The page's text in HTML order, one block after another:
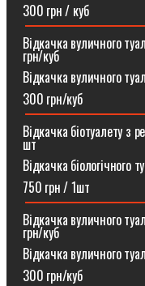
300 грн / куб
Відкачка
грн/куб
Відкачка вуличного
300 грн/куб
Відкачка
шт
Відкачка біологічного
750 грн / 1шт
Відкачка вуличного
грн/куб
Відкачка вуличного
300 грн/куб